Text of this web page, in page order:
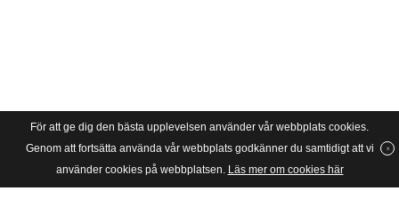
För att ge dig den bästa upplevelsen använder vår webbplats cookies.
Genom att fortsätta använda vår webbplats godkänner du samtidigt att vi
använder cookies på webbplatsen. Läs mer om cookies här